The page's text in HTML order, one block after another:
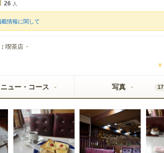
26 人
情報に関して
喫茶店
ュー・コース 写真 17